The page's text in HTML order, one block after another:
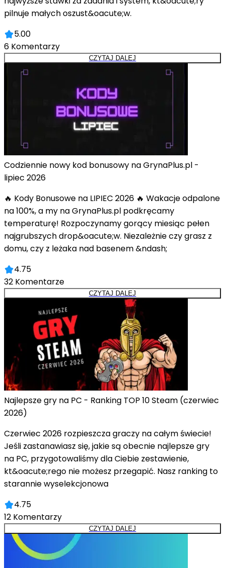
pilnuje małych oszust&oacute;w.
5.00
6 Komentarzy
CZYTAJ DALEJ
Codziennie nowy kod bonusowy na GrynaPlus.pl -
lipiec 2026
🔥 Kody Bonusowe na LIPIEC 2026 🔥 Wakacje odpalone
na 100%, a my na GrynaPlus.pl podkręcamy
temperaturę! Rozpoczynamy gorący miesiąc pełen
najgrubszych drop&oacute;w. Niezależnie czy grasz z
domu, czy z leżaka nad basenem &ndash;
4.75
32 Komentarze
CZYTAJ DALEJ
Najlepsze gry na PC - Ranking TOP 10 Steam (czerwiec
2026)
Czerwiec 2026 rozpieszcza graczy na całym świecie!
Jeśli zastanawiasz się, jakie są obecnie najlepsze gry
na PC, przygotowaliśmy dla Ciebie zestawienie,
kt&oacute;rego nie możesz przegapić. Nasz ranking to
starannie wyselekcjonowa
4.75
12 Komentarzy
CZYTAJ DALEJ